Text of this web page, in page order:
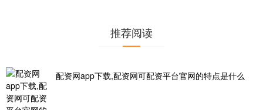
推荐阅读
配资网app下载,配资网可配资平台官网的特点是什么